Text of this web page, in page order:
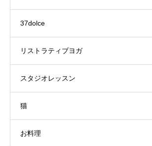
37dolce
リストラティブヨガ
スタジオレッスン
猫
お料理